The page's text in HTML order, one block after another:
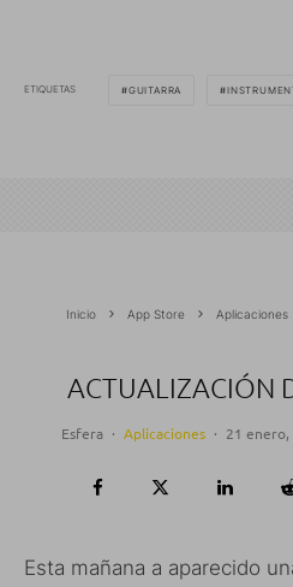
ETIQUETAS GUITARRA
Inicio App Store Aplicaciones
ACTUALIZACIÓN
Esfera · Aplicaciones · 21 enero,
Esta mañana a aparecido